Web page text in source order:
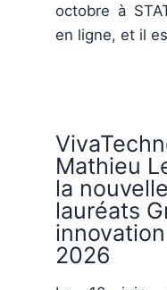
octobre à
en ligne, et il
Mathieu
la
lauréats
2026